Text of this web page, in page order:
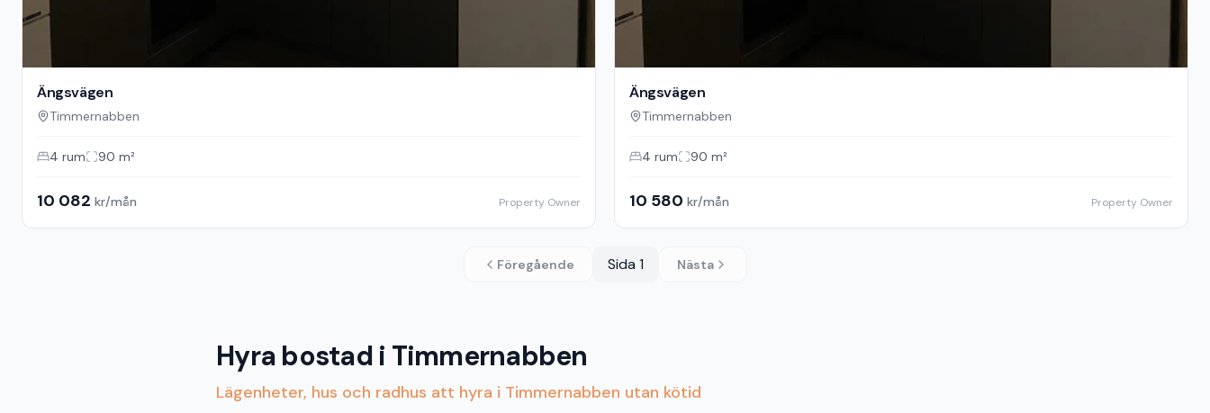
Ängsvägen
Timmernabben
4 rum 90 m²
10 082 kr/mån Property Owner
Ängsvägen
Timmernabben
4 rum 90 m²
10 580 kr/mån Property Owner
Föregående Sida 1 Nästa
Hyra bostad i Timmernabben
Lägenheter, hus och radhus att hyra i Timmernabben utan kötid